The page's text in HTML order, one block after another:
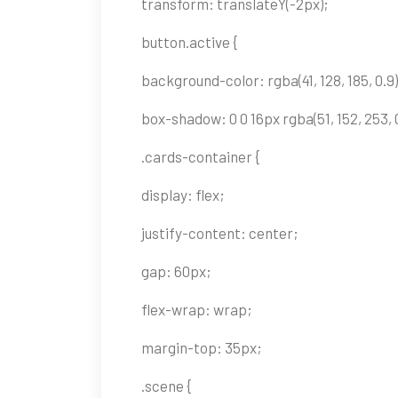
transform: translateY(-2px);
button.active {
background-color: rgba(41, 128, 185,
box-shadow: 0 0 16px rgba(51, 152, 253,
.cards-container {
display: flex;
justify-content: center;
gap: 60px;
flex-wrap: wrap;
margin-top: 35px;
.scene {